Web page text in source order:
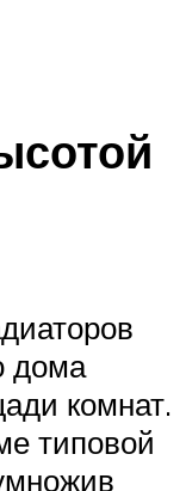
дома
комнат.
типовой